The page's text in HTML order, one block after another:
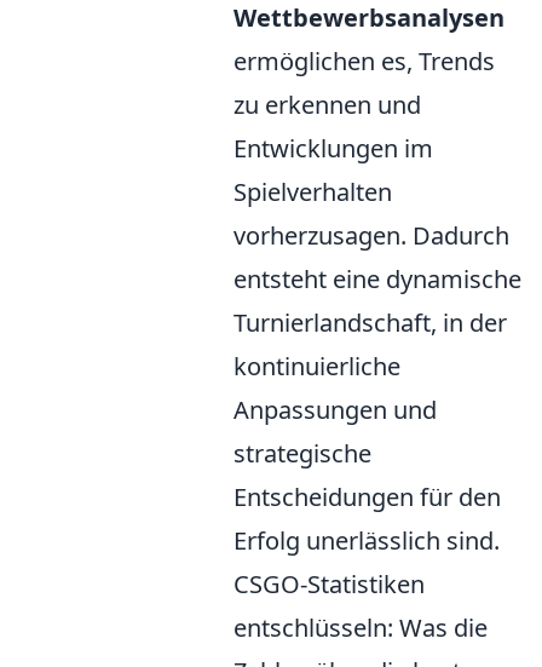
Wettbewerbsanalysen
ermöglichen es, Trends
zu erkennen und
Entwicklungen im
Spielverhalten
vorherzusagen. Dadurch
entsteht eine dynamische
Turnierlandschaft, in der
kontinuierliche
Anpassungen und
strategische
Entscheidungen für den
Erfolg unerlässlich sind.
CSGO-Statistiken
entschlüsseln: Was die